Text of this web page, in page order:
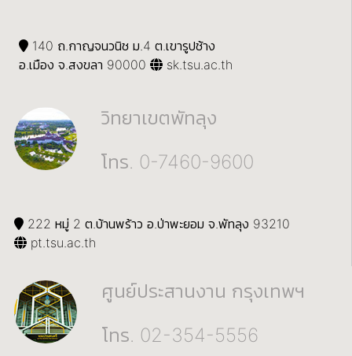
140 ถ.กาญจนวนิช ม.4 ต.เขารูปช้าง
อ.เมือง จ.สงขลา 90000
sk.tsu.ac.th
วิทยาเขตพัทลุง
โทร. 0-7460-9600
222 หมู่ 2 ต.บ้านพร้าว อ.ป่าพะยอม จ.พัทลุง 93210
pt.tsu.ac.th
ศูนย์ประสานงาน กรุงเทพฯ
โทร. 02-354-5556